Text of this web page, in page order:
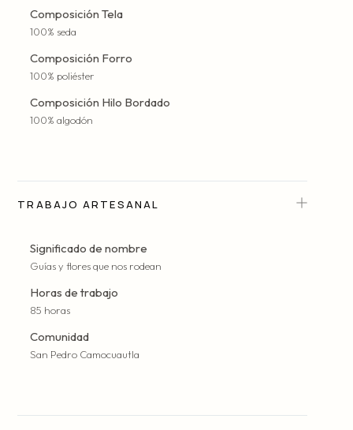
Composición Tela
100% seda
Composición Forro
100% poliéster
Composición Hilo Bordado
100% algodón
TRABAJO ARTESANAL
Significado de nombre
Guías y flores que nos rodean
Horas de trabajo
85 horas
Comunidad
San Pedro Camocuautla